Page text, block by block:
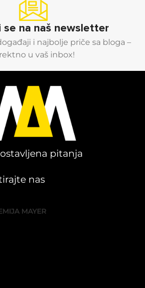
se na naš newsletter
i najbolje priče sa bloga –
u vaš inbox!
pitanja
nas
MAYER